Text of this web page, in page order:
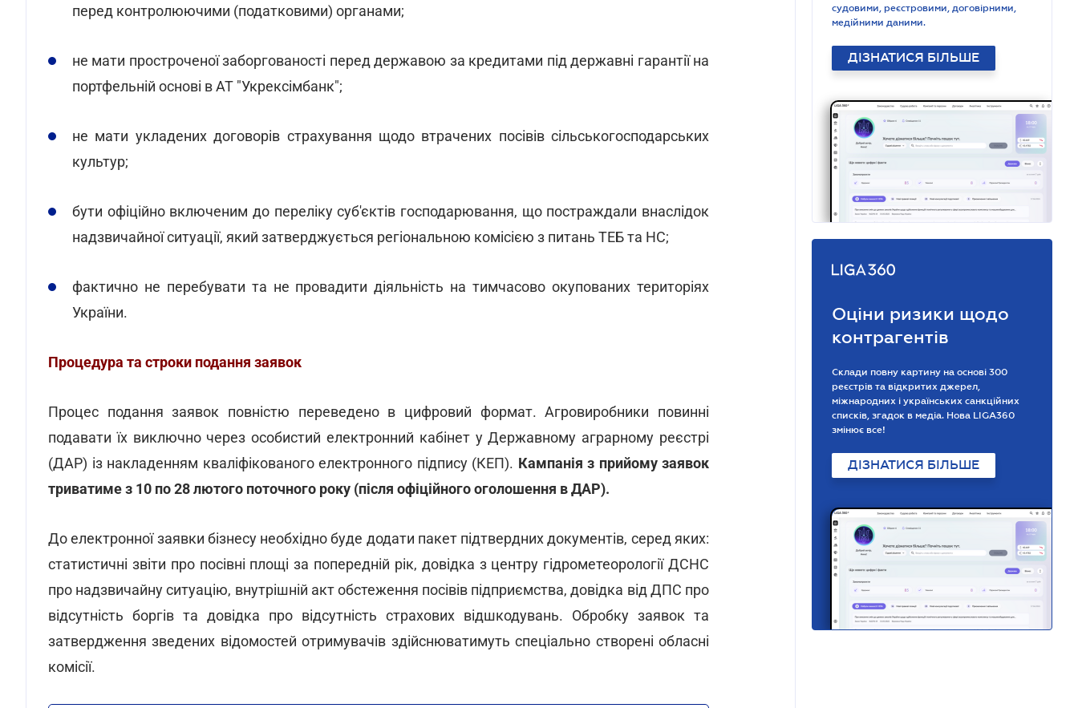
перед контролюючими (податковими) органами;
не мати простроченої заборгованості перед державою за кредитами під державні гарантії на
портфельній основі в АТ "Укрексімбанк";
не мати укладених договорів страхування щодо втрачених посівів сільськогосподарських
культур;
бути офіційно включеним до переліку суб'єктів господарювання, що постраждали внаслідок
надзвичайної ситуації, який затверджується регіональною комісією з питань ТЕБ та НС;
фактично не перебувати та не провадити діяльність на тимчасово окупованих територіях
України.
Процедура та строки подання заявок
Процес подання заявок повністю переведено в цифровий формат. Агровиробники повинні
подавати їх виключно через особистий електронний кабінет у Державному аграрному реєстрі
(ДАР) із накладенням кваліфікованого електронного підпису (КЕП). Кампанія з прийому заявок
триватиме з 10 по 28 лютого поточного року (після офіційного оголошення в ДАР).
До електронної заявки бізнесу необхідно буде додати пакет підтвердних документів, серед яких:
статистичні звіти про посівні площі за попередній рік, довідка з центру гідрометеорології ДСНС
про надзвичайну ситуацію, внутрішній акт обстеження посівів підприємства, довідка від ДПС про
відсутність боргів та довідка про відсутність страхових відшкодувань. Обробку заявок та
затвердження зведених відомостей отримувачів здійснюватимуть спеціально створені обласні
комісії.
судовими, реєстровими, договірними,
медійними даними.
ДІЗНАТИСЯ БІЛЬШЕ
Оціни ризики щодо
контрагентів
Склади повну картину на основі 300
реєстрів та відкритих джерел,
міжнародних і українських санкційних
списків, згадок в медіа. Нова LIGA360
змінює все!
ДІЗНАТИСЯ БІЛЬШЕ